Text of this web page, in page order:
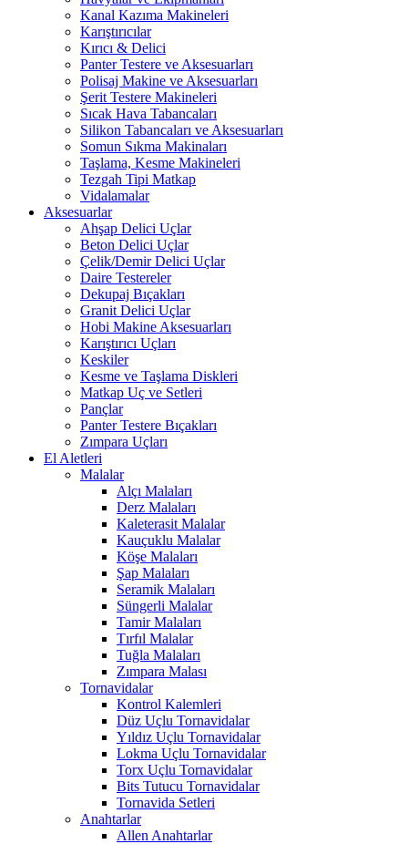
Kanal Kazıma Makineleri
Karıştırıcılar
Kırıcı & Delici
Panter Testere ve Aksesuarları
Polisaj Makine ve Aksesuarları
Şerit Testere Makineleri
Sıcak Hava Tabancaları
Silikon Tabancaları ve Aksesuarları
Somun Sıkma Makinaları
Taşlama, Kesme Makineleri
Tezgah Tipi Matkap
Vidalamalar
Aksesuarlar
Ahşap Delici Uçlar
Beton Delici Uçlar
Çelik/Demir Delici Uçlar
Daire Testereler
Dekupaj Bıçakları
Granit Delici Uçlar
Hobi Makine Aksesuarları
Karıştırıcı Uçları
Keskiler
Kesme ve Taşlama Diskleri
Matkap Uç ve Setleri
Pançlar
Panter Testere Bıçakları
Zımpara Uçları
El Aletleri
Malalar
Alçı Malaları
Derz Malaları
Kaleterasit Malalar
Kauçuklu Malalar
Köşe Malaları
Şap Malaları
Seramik Malaları
Süngerli Malalar
Tamir Malaları
Tırfıl Malalar
Tuğla Malaları
Zımpara Malası
Tornavidalar
Kontrol Kalemleri
Düz Uçlu Tornavidalar
Yıldız Uçlu Tornavidalar
Lokma Uçlu Tornavidalar
Torx Uçlu Tornavidalar
Bits Tutucu Tornavidalar
Tornavida Setleri
Anahtarlar
Allen Anahtarlar